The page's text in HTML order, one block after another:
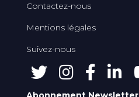
Contactez-nous
Mentions légales
Suivez-nous